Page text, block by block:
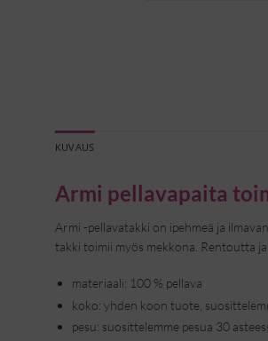
KUVAUS
Armi pellavapaita
Armi -pellavatakki on ipehmeä ja
takki toimii myös mekkona. Rentoutta
materiaali: 100 % pellava
koko: yhden koon tuote,
pesu: suosittelemme pesua 30